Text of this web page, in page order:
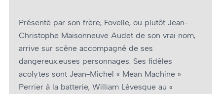
Présenté par son frère, Fovelle, ou plutôt Jean-
Christophe Maisonneuve Audet de son vrai nom,
arrive sur scène accompagné de ses
dangereux.euses personnages. Ses fidèles
acolytes sont Jean-Michel « Mean Machine »
Perrier à la batterie, William Lévesque au «